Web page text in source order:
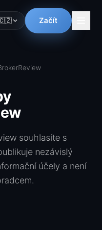
Začít
souhlasíte s
nezávislý
účely a není